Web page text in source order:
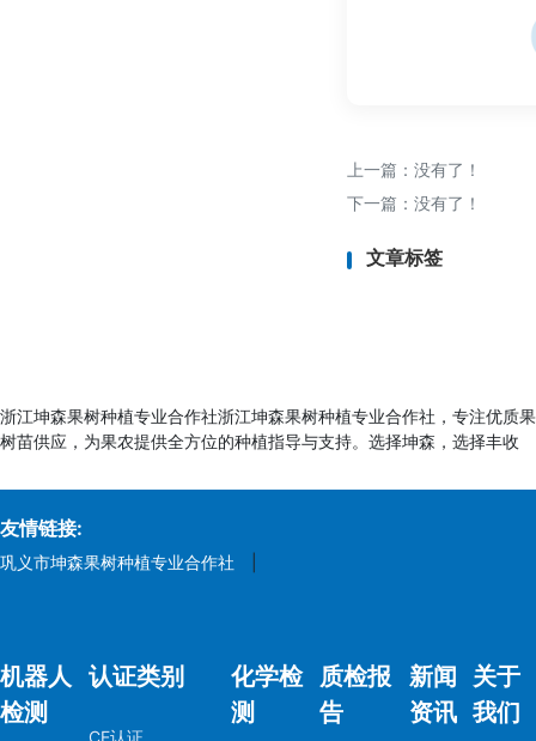
- 电池型号、规格书
2. 技术文件：
- 材料清单（电芯、
3. 测试样品：
- 符合性声明（DoC
RoHS）。
证需要） → 4. 报告
UL）。
上一篇：没有了！
下一篇：没有了！
文章标签
浙江坤森果树种植专业合作社浙江坤森果树种植专业合作社，专注优质果
树苗供应，为果农提供全方位的种植指导与支持。选择坤森，选择丰收
友情链接:
巩义市坤森果树种植专业合作社
机器人
检测
认证类别
化学检
测
质检报
告
新闻
资讯
关于
我们